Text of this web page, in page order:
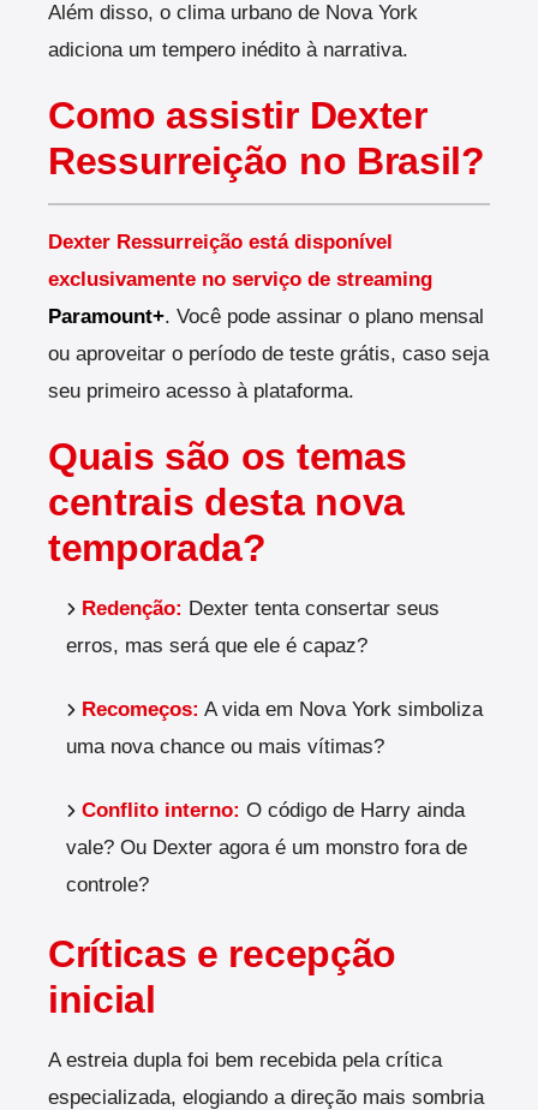
Além disso, o clima urbano de Nova York
adiciona um tempero inédito à narrativa.
Como assistir Dexter
Ressurreição no Brasil?
Dexter Ressurreição está disponível
exclusivamente no serviço de streaming
Paramount+. Você pode assinar o plano mensal
ou aproveitar o período de teste grátis, caso seja
seu primeiro acesso à plataforma.
Quais são os temas
centrais desta nova
temporada?
Redenção: Dexter tenta consertar seus
erros, mas será que ele é capaz?
Recomeços: A vida em Nova York simboliza
uma nova chance ou mais vítimas?
Conflito interno: O código de Harry ainda
vale? Ou Dexter agora é um monstro fora de
controle?
Críticas e recepção
inicial
A estreia dupla foi bem recebida pela crítica
especializada, elogiando a direção mais sombria